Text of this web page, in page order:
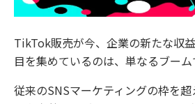
TikTok販売が今、企業の新たな収
目を集めているのは、単なるブーム
従来のSNSマーケティングの枠を